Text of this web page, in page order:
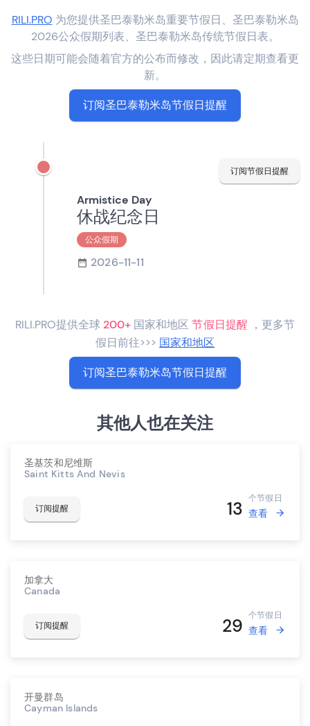
RILI.PRO 为您提供圣巴泰勒米岛重要节假日、圣巴泰勒米岛
2026公众假期列表、圣巴泰勒米岛传统节假日表。
这些日期可能会随着官方的公布而修改，因此请定期查看更
新。
订阅圣巴泰勒米岛节假日提醒
订阅节假日提醒
Armistice Day
休战纪念日
公众假期
2026-11-11
RILI.PRO提供全球 200+ 国家和地区节假日提醒 ，更多节
假日前往>>> 国家和地区
订阅圣巴泰勒米岛节假日提醒
其他人也在关注
圣基茨和尼维斯
Saint Kitts And Nevis
订阅提醒 13 个节假日
查看
加拿大
Canada
订阅提醒 29 个节假日
查看
开曼群岛
Cayman Islands